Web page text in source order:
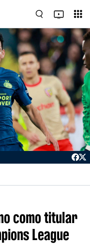
como titular
League